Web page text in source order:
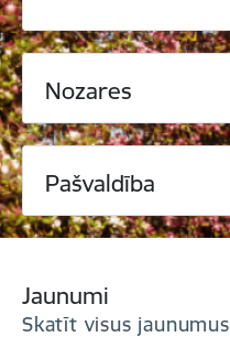
Nozares
Pašvaldība
Jaunumi
Skatīt visus jaunumus